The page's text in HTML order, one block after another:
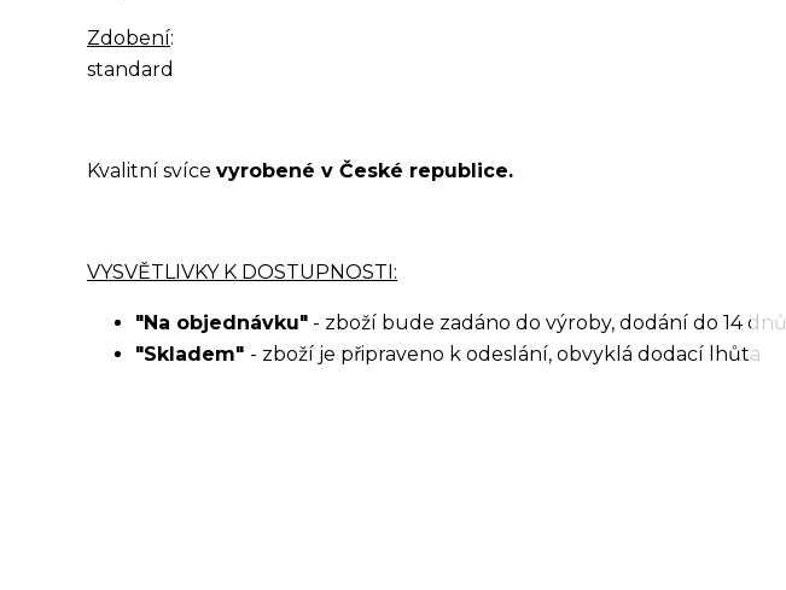
Zdobení:
standard
Kvalitní svíce vyrobené v České republice.
VYSVĚTLIVKY K DOSTUPNOSTI:
"Na objednávku" - zboží bude zadáno do výroby, dodání do 14 dnů
"Skladem" - zboží je připraveno k odeslání, obvyklá dodací lhůta